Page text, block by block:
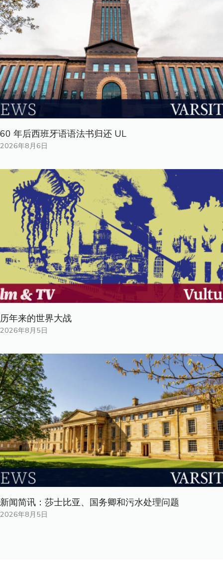
60 年后西班牙语语法书归还 UL
2026年8月6日
历年来的世界大战
2026年8月5日
新闻简讯：莎士比亚、国务卿和污水处理问题
2026年8月5日